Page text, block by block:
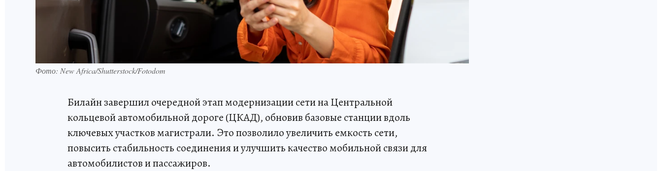
Фото: New Africa/Shutterstock/Fotodom
Билайн завершил очередной этап модернизации сети на Центральной
кольцевой автомобильной дороге (ЦКАД), обновив базовые станции вдоль
ключевых участков магистрали. Это позволило увеличить емкость сети,
повысить стабильность соединения и улучшить качество мобильной связи для
автомобилистов и пассажиров.